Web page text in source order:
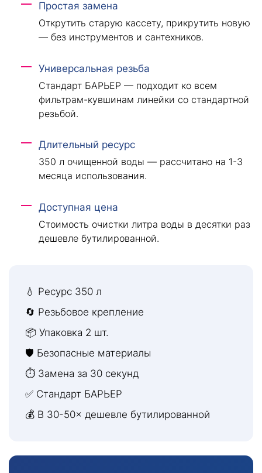
Простая замена
Открутить старую кассету, прикрутить новую
— без инструментов и сантехников.
Универсальная резьба
Стандарт БАРЬЕР — подходит ко всем
фильтрам-кувшинам линейки со стандартной
резьбой.
Длительный ресурс
350 л очищенной воды — рассчитано на 1-3
месяца использования.
Доступная цена
Стоимость очистки литра воды в десятки раз
дешевле бутилированной.
💧 Ресурс 350 л
🔄 Резьбовое крепление
📦 Упаковка 2 шт.
🛡 Безопасные материалы
⏱ Замена за 30 секунд
✅ Стандарт БАРЬЕР
💰 В 30-50× дешевле бутилированной